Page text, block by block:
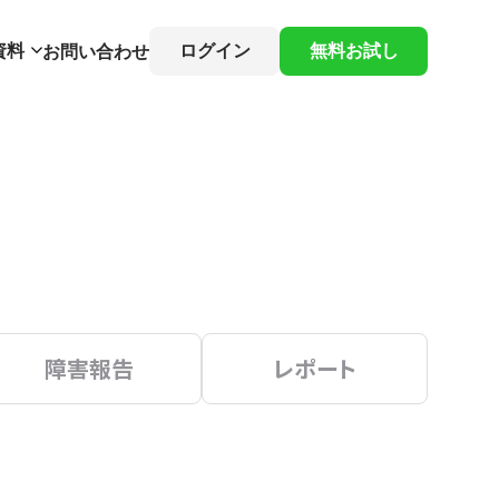
料 お問い合わせ ログイン 無料お試し
障害報告 レポート